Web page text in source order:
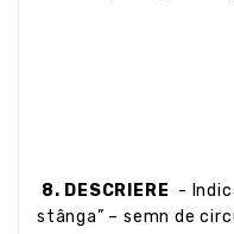
8. DESCRIERE -
stânga” – semn de